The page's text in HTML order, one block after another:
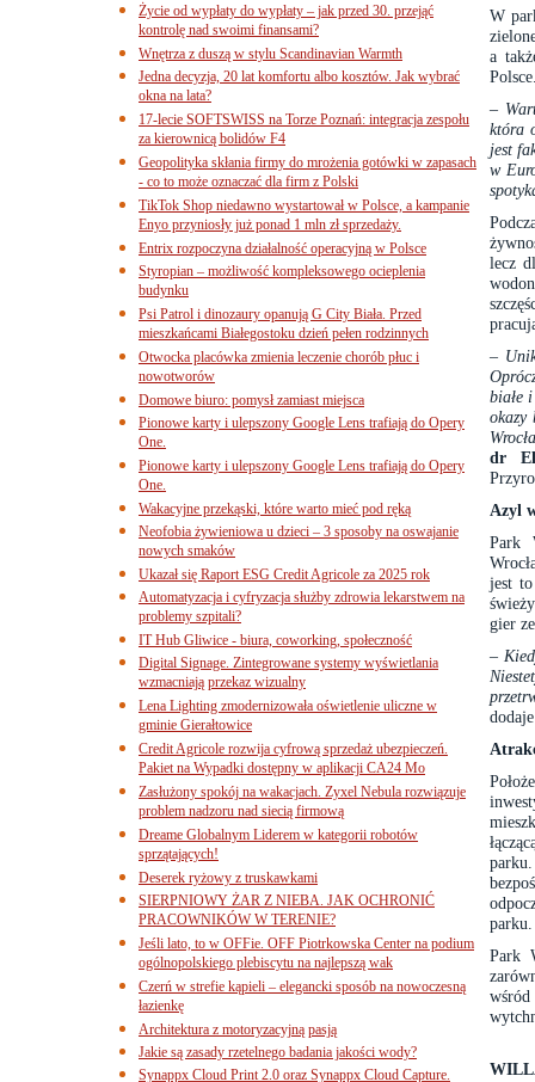
W
a
–
która
jest
w
lecz
–
białe
okazy
dr
Azyl
Park
jest
gier
–
parku.
Park
Życie od wypłaty do wypłaty – jak przed 30. przejąć
kontrolę nad swoimi finansami?
Wnętrza z duszą w stylu Scandinavian Warmth
Jedna decyzja, 20 lat komfortu albo kosztów. Jak wybrać
okna na lata?
17-lecie SOFTSWISS na Torze Poznań: integracja zespołu
za kierownicą bolidów F4
Geopolityka skłania firmy do mrożenia gotówki w zapasach
- co to może oznaczać dla firm z Polski
TikTok Shop niedawno wystartował w Polsce, a kampanie
Enyo przyniosły już ponad 1 mln zł sprzedaży.
Entrix rozpoczyna działalność operacyjną w Polsce
Styropian – możliwość kompleksowego ocieplenia
budynku
Psi Patrol i dinozaury opanują G City Biała. Przed
mieszkańcami Białegostoku dzień pełen rodzinnych
Otwocka placówka zmienia leczenie chorób płuc i
nowotworów
Domowe biuro: pomysł zamiast miejsca
Pionowe karty i ulepszony Google Lens trafiają do Opery
One.
Pionowe karty i ulepszony Google Lens trafiają do Opery
One.
Wakacyjne przekąski, które warto mieć pod ręką
Neofobia żywieniowa u dzieci – 3 sposoby na oswajanie
nowych smaków
Ukazał się Raport ESG Credit Agricole za 2025 rok
Automatyzacja i cyfryzacja służby zdrowia lekarstwem na
problemy szpitali?
IT Hub Gliwice - biura, coworking, społeczność
Digital Signage. Zintegrowane systemy wyświetlania
wzmacniają przekaz wizualny
Lena Lighting zmodernizowała oświetlenie uliczne w
gminie Gierałtowice
Credit Agricole rozwija cyfrową sprzedaż ubezpieczeń.
Pakiet na Wypadki dostępny w aplikacji CA24 Mo
Zasłużony spokój na wakacjach. Zyxel Nebula rozwiązuje
problem nadzoru nad siecią firmową
Dreame Globalnym Liderem w kategorii robotów
sprzątających!
Deserek ryżowy z truskawkami
SIERPNIOWY ŻAR Z NIEBA. JAK OCHRONIĆ
PRACOWNIKÓW W TERENIE?
Jeśli lato, to w OFFie. OFF Piotrkowska Center na podium
ogólnopolskiego plebiscytu na najlepszą wak
Czerń w strefie kąpieli – elegancki sposób na nowoczesną
łazienkę
Architektura z motoryzacyjną pasją
Jakie są zasady rzetelnego badania jakości wody?
Synappx Cloud Print 2.0 oraz Synappx Cloud Capture.